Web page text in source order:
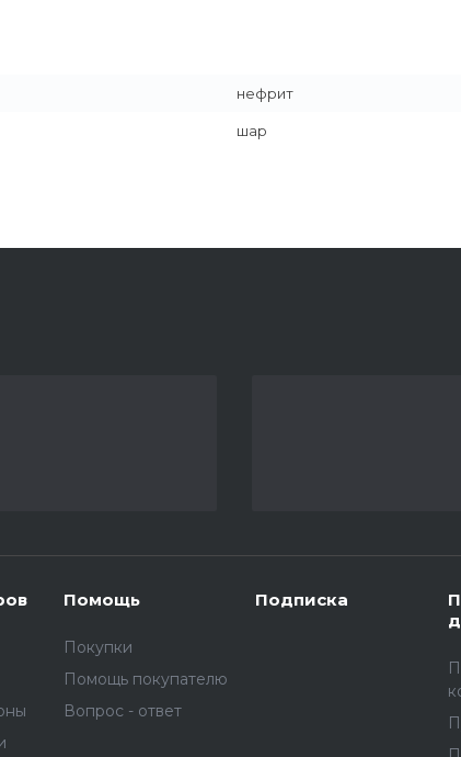
нефрит
шар
Помощь
Покупки
Помощь покупателю
Вопрос - ответ
Подписка